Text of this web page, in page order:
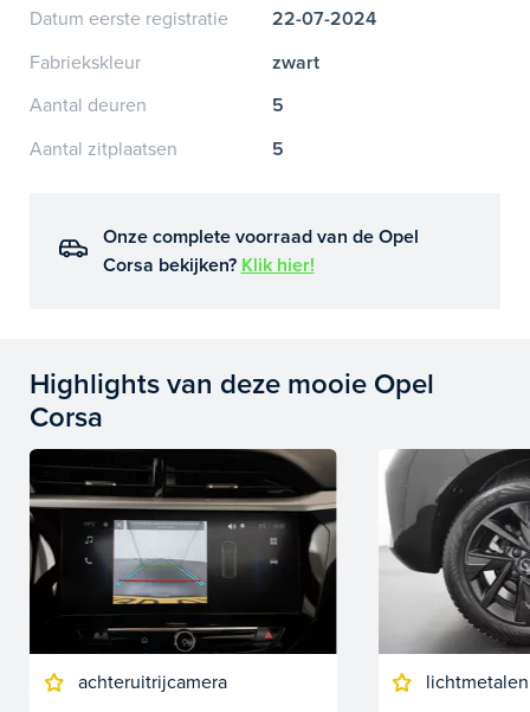
Datum eerste registratie
22-07-2024
Fabriekskleur
zwart
Aantal deuren
5
Aantal zitplaatsen
5
Onze complete voorraad van de Opel
Corsa bekijken? Klik hier!
Highlights van deze mooie Opel
Corsa
achteruitrijcamera